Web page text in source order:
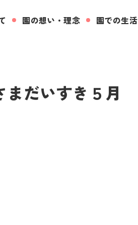
園の想い・理念 園での生活
だいすき５月